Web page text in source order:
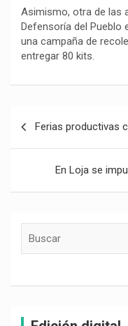
Asimismo, otra de las
Defensoría del Pueblo
una campaña de
entregar 80 kits.
entradas
Ferias productivas
En Loja se